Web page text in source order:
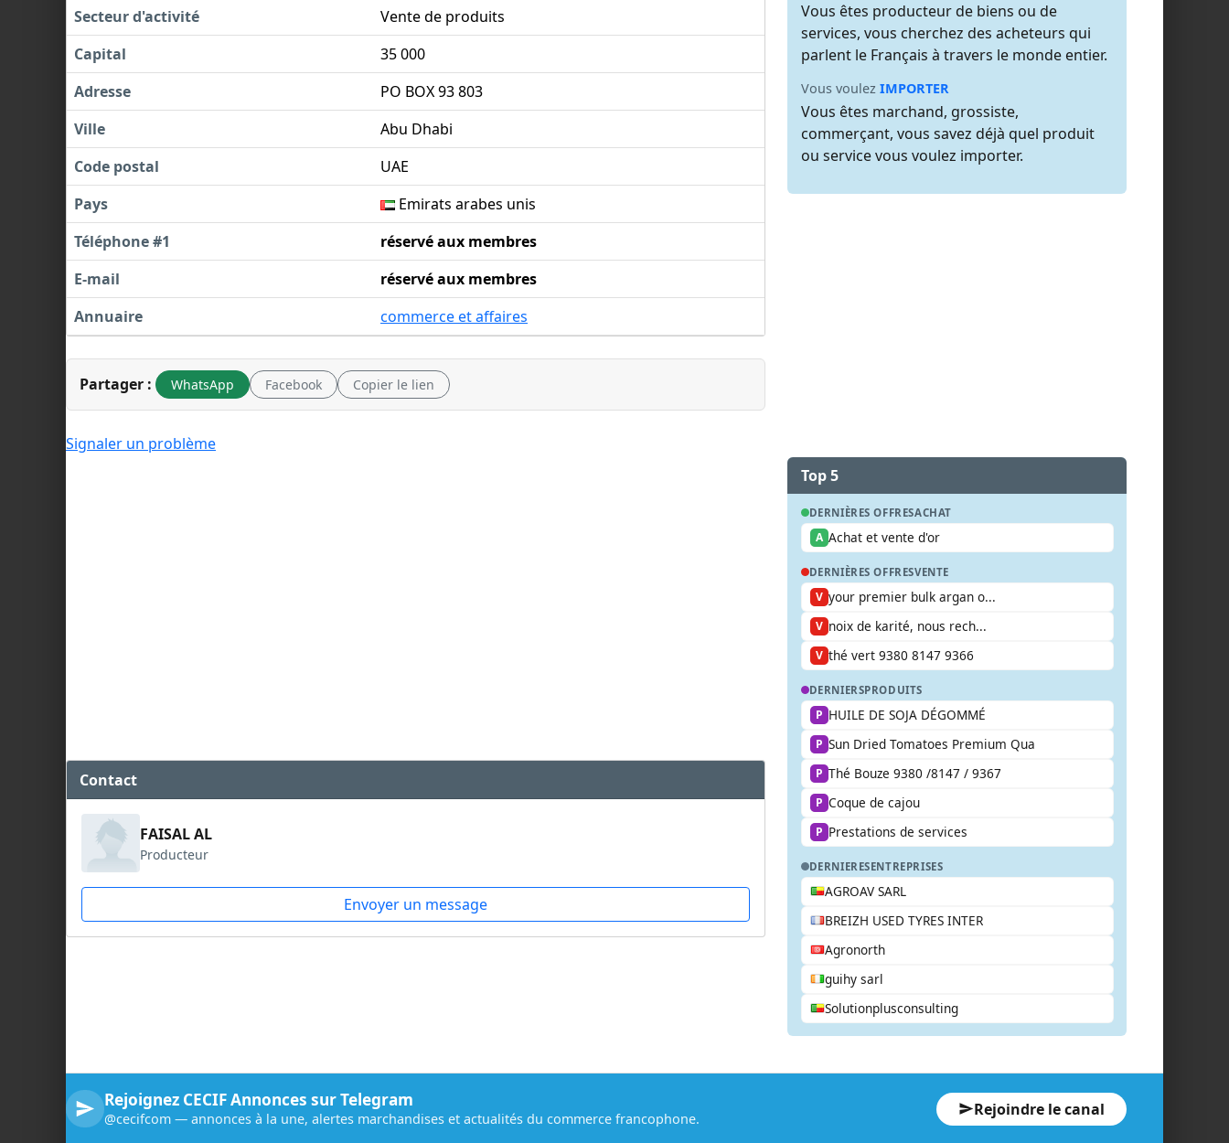
Secteur d'activité
Vente de produits
Capital
35 000
Adresse
PO BOX 93 803
Ville
Abu Dhabi
Code postal
UAE
Pays
Emirats arabes unis
Téléphone #1
réservé aux membres
E-mail
réservé aux membres
Annuaire
commerce et affaires
Partager : WhatsApp Facebook Copier le lien
Signaler un problème
Contact
FAISAL AL
Producteur
Envoyer un message
Vous êtes producteur de biens ou de
services, vous cherchez des acheteurs qui
parlent le Français à travers le monde entier.
Vous voulez IMPORTER
Vous êtes marchand, grossiste,
commerçant, vous savez déjà quel produit
ou service vous voulez importer.
Top 5
DERNIÈRES OFFRESACHAT
A Achat et vente d'or
DERNIÈRES OFFRESVENTE
V your premier bulk argan o...
V noix de karité, nous rech...
V thé vert 9380 8147 9366
DERNIERSPRODUITS
P HUILE DE SOJA DÉGOMMÉ
P Sun Dried Tomatoes Premium Qua
P Thé Bouze 9380 /8147 / 9367
P Coque de cajou
P Prestations de services
DERNIERESENTREPRISES
AGROAV SARL
BREIZH USED TYRES INTER
Agronorth
guihy sarl
Solutionplusconsulting
Rejoignez CECIF Annonces sur Telegram
@cecifcom — annonces à la une, alertes marchandises et actualités du commerce francophone. Rejoindre le canal